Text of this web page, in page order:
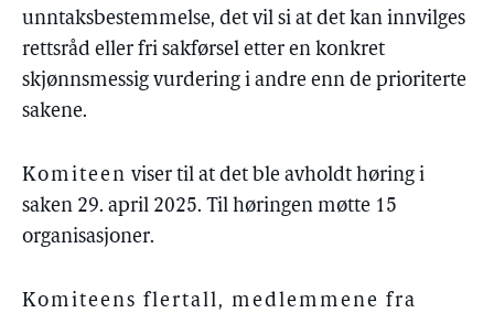
unntaksbestemmelse, det vil si at det kan innvilges
rettsråd eller fri sakførsel etter en konkret
skjønnsmessig vurdering i andre enn de prioriterte
sakene.
Komiteen viser til at det ble avholdt høring i
saken 29. april 2025. Til høringen møtte 15
organisasjoner.
Komiteens flertall, medlemmene fra